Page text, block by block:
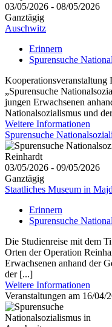
03/05/2026 - 08/05/2026
Ganztägig
Auschwitz
Erinnern
Spurensuche
Kooperationsveranstaltung
„Spurensuche
jungen Erwachsenen
Nationalsozialismus und
Weitere Informationen
Spurensuche
03/05/2026 - 09/05/2026
Ganztägig
Staatliches Museum in
Erinnern
Spurensuche
Die Studienreise mit dem
Orten der Operation
Erwachsenen anhand der
der [...]
Weitere Informationen
Veranstaltungen am 16/04/